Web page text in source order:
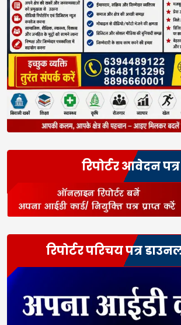
रिपोर्टर आवेदन पत्र
रिपोर्टर परिचय पत्र